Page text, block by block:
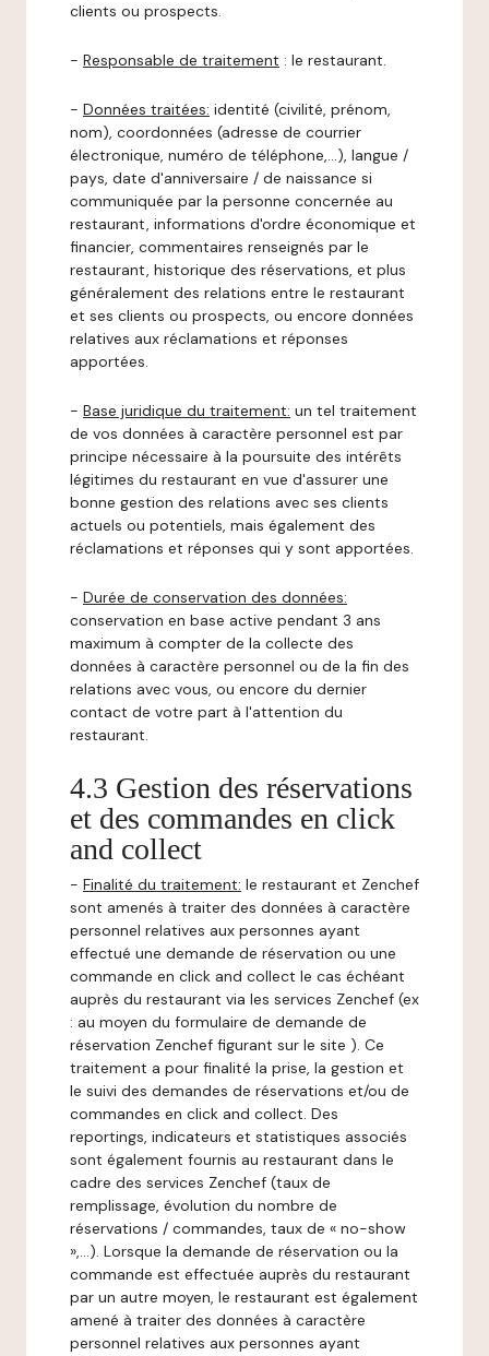
clients ou prospects.
- Responsable de traitement : le restaurant.
- Données traitées: identité (civilité, prénom,
nom), coordonnées (adresse de courrier
électronique, numéro de téléphone,…), langue /
pays, date d'anniversaire / de naissance si
communiquée par la personne concernée au
restaurant, informations d'ordre économique et
financier, commentaires renseignés par le
restaurant, historique des réservations, et plus
généralement des relations entre le restaurant
et ses clients ou prospects, ou encore données
relatives aux réclamations et réponses
apportées.
- Base juridique du traitement: un tel traitement
de vos données à caractère personnel est par
principe nécessaire à la poursuite des intérêts
légitimes du restaurant en vue d'assurer une
bonne gestion des relations avec ses clients
actuels ou potentiels, mais également des
réclamations et réponses qui y sont apportées.
- Durée de conservation des données:
conservation en base active pendant 3 ans
maximum à compter de la collecte des
données à caractère personnel ou de la fin des
relations avec vous, ou encore du dernier
contact de votre part à l'attention du
restaurant.
4.3 Gestion des réservations
et des commandes en click
and collect
- Finalité du traitement: le restaurant et Zenchef
sont amenés à traiter des données à caractère
personnel relatives aux personnes ayant
effectué une demande de réservation ou une
commande en click and collect le cas échéant
auprès du restaurant via les services Zenchef (ex
: au moyen du formulaire de demande de
réservation Zenchef figurant sur le site ). Ce
traitement a pour finalité la prise, la gestion et
le suivi des demandes de réservations et/ou de
commandes en click and collect. Des
reportings, indicateurs et statistiques associés
sont également fournis au restaurant dans le
cadre des services Zenchef (taux de
remplissage, évolution du nombre de
réservations / commandes, taux de « no-show
»,…). Lorsque la demande de réservation ou la
commande est effectuée auprès du restaurant
par un autre moyen, le restaurant est également
amené à traiter des données à caractère
personnel relatives aux personnes ayant